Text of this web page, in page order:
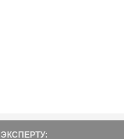
ЭКСПЕРТУ: